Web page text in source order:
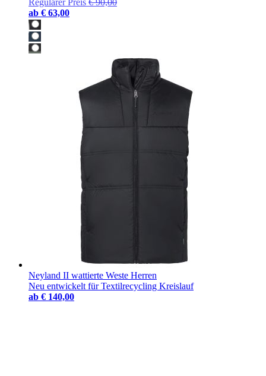
ab € 63,00
Neyland II wattierte Weste Herren
Neu entwickelt für Textilrecycling Kreislauf
ab € 140,00